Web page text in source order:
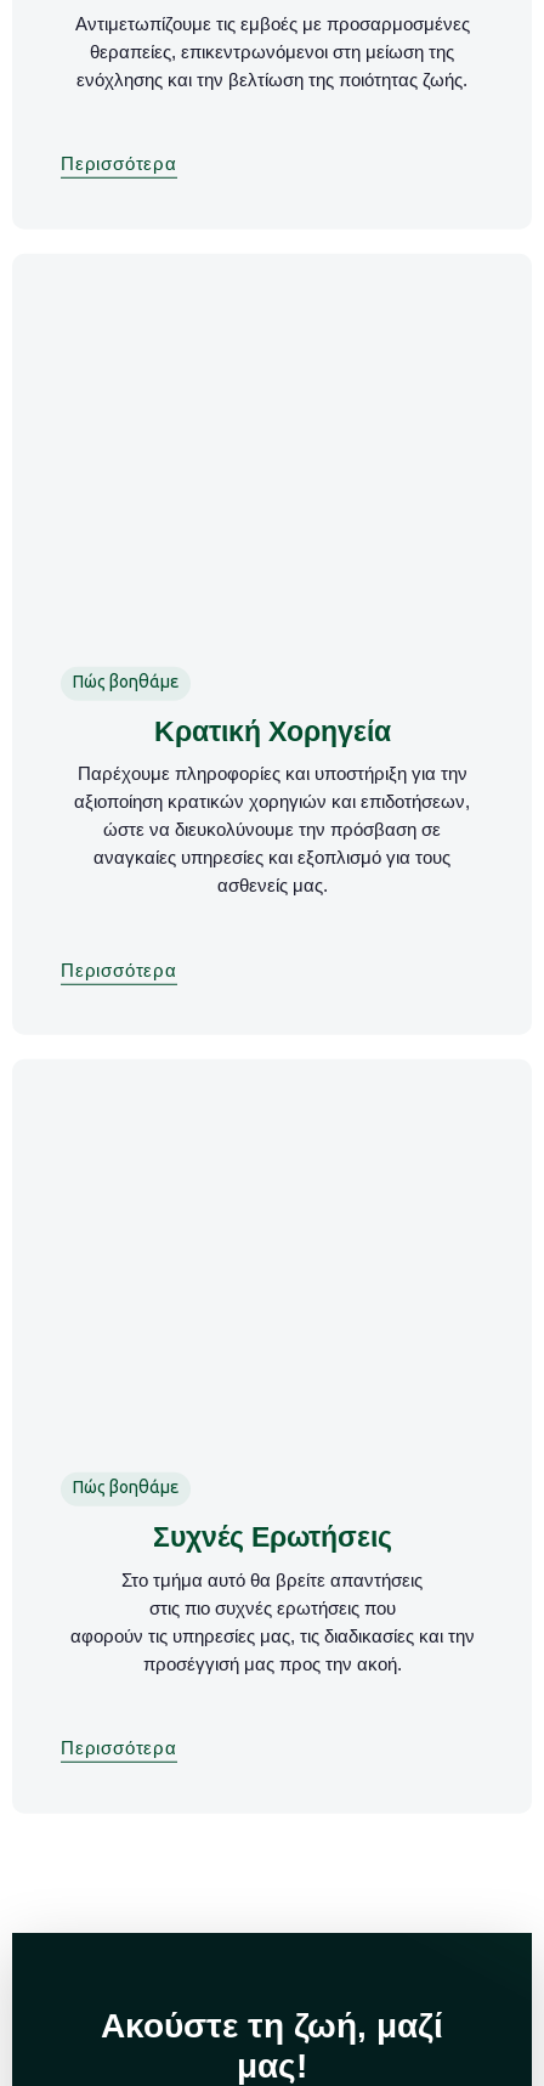
Αντιμετωπίζουμε τις εμβοές με προσαρμοσμένες
θεραπείες, επικεντρωνόμενοι στη μείωση της
ενόχλησης και την βελτίωση της ποιότητας ζωής.
Περισσότερα
Πώς βοηθάμε
Κρατική Χορηγεία
Παρέχουμε πληροφορίες και υποστήριξη για την
αξιοποίηση κρατικών χορηγιών και επιδοτήσεων,
ώστε να διευκολύνουμε την πρόσβαση σε
αναγκαίες υπηρεσίες και εξοπλισμό για τους
ασθενείς μας.
Περισσότερα
Πώς βοηθάμε
Συχνές Ερωτήσεις
Στο τμήμα αυτό θα βρείτε απαντήσεις
στις πιο συχνές ερωτήσεις που
αφορούν τις υπηρεσίες μας, τις διαδικασίες και την
προσέγγισή μας προς την ακοή.
Περισσότερα
Ακούστε τη ζωή, μαζί
μας!